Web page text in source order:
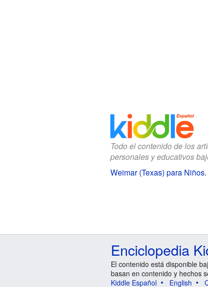
Todo el contenido de los
personales y educativos
Weimar (Texas) para Niños.
Enciclopedia
El contenido está disponible
basan en contenido y hechos
Kiddle Español
English